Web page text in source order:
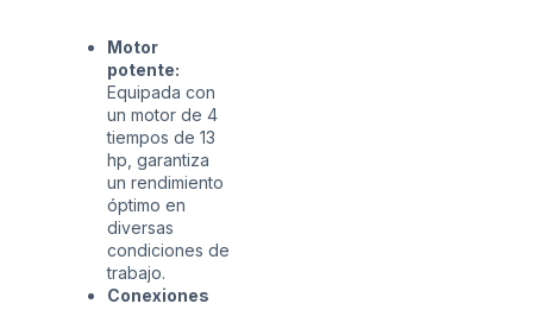
Motor
potente:
Equipada con
un motor de 4
tiempos de 13
hp, garantiza
un rendimiento
óptimo en
diversas
condiciones de
trabajo.
Conexiones